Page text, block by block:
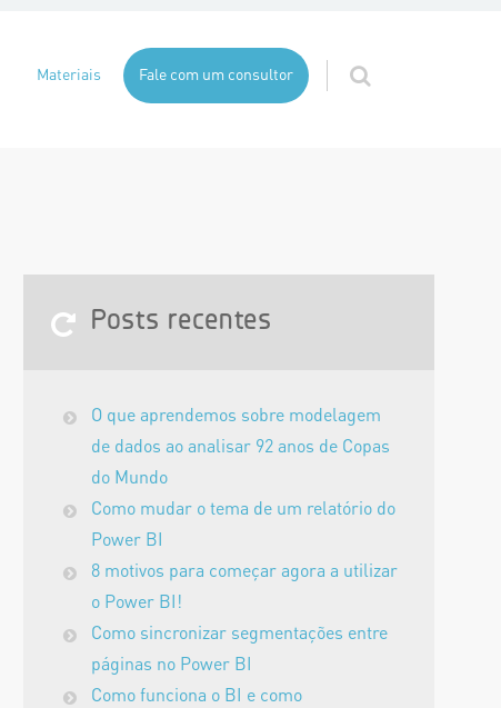
Materiais Fale com um consultor
Posts recentes
O que aprendemos sobre modelagem
de dados ao analisar 92 anos de Copas
do Mundo
Como mudar o tema de um relatório do
Power BI
8 motivos para começar agora a utilizar
o Power BI!
Como sincronizar segmentações entre
páginas no Power BI
Como funciona o BI e como